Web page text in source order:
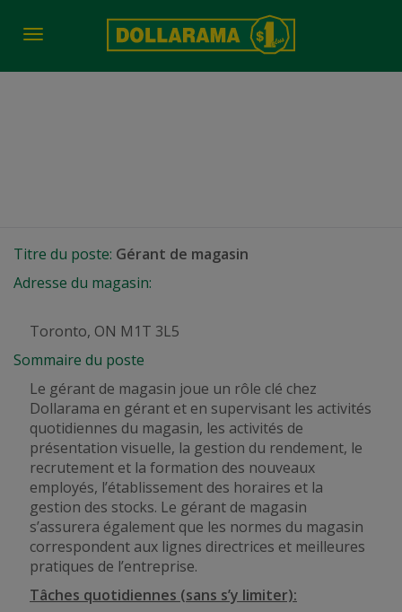
Toggle
Titre du poste: Gérant de magasin
Adresse du magasin:
Toronto, ON M1T 3L5
Sommaire du poste
Le gérant de magasin joue un rôle clé chez
Dollarama en gérant et en supervisant les activités
quotidiennes du magasin, les activités de
présentation visuelle, la gestion du rendement, le
recrutement et la formation des nouveaux
employés, l’établissement des horaires et la
gestion des stocks. Le gérant de magasin
s’assurera également que les normes du magasin
correspondent aux lignes directrices et meilleures
pratiques de l’entreprise.
Tâches quotidiennes (sans s’y limiter):